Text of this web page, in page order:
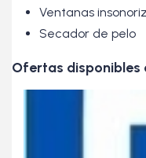
Ventanas
Secador de pelo
Ofertas disponibles